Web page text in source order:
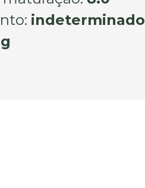
indeterminado